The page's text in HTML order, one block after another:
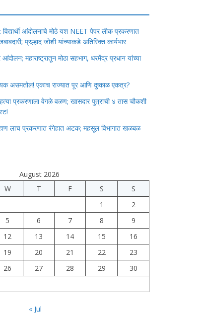
: विद्यार्थी आंदोलनाचे मोठे यश NEET पेपर लीक प्रकरणात
प्रल्हाद जोशी यांच्याकडे अतिरिक्त कार्यभार
महाराष्ट्रातून मोठा सहभाग, धरमेंद्र प्रधान यांच्या
असमतोल! एकाच राज्यात पूर आणि दुष्काळ एकत्र?
प्रकरणाला वेगळे वळण; खासदार पुत्राची ४ तास चौकशी
लाच प्रकरणात रंगेहात अटक; महसूल विभागात खळबळ
August 2026
W T F S
S
1
2
5 6 7 8
9
12 13 14 15
16
19 20 21 22
23
26 27 28 29
30
« Jul